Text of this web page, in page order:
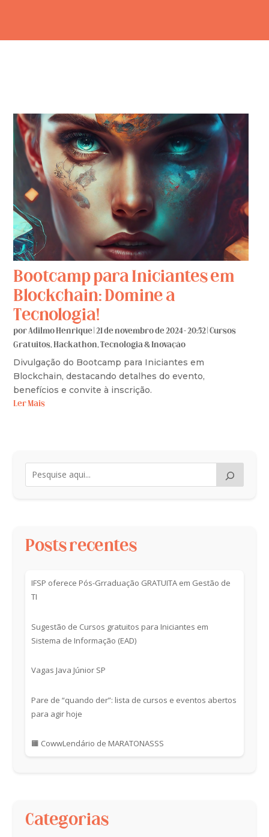
Bootcamp para Iniciantes em
Blockchain: Domine a
Tecnologia!
porAdilmo Henrique |21 de novembro de 2024 - 20:52 |Cursos
Gratuitos,Hackathon,Tecnologia & Inovação
Divulgação do Bootcamp para Iniciantes em
Blockchain, destacando detalhes do evento,
benefícios e convite à inscrição.
Ler Mais
Posts recentes
IFSP oferece Pós-Grraduação GRATUITA em Gestão de
TI
Sugestão de Cursos gratuitos para Iniciantes em
Sistema de Informação (EAD)
Vagas Java Júnior SP
Pare de “quando der”: lista de cursos e eventos abertos
para agir hoje
🟧 CowwLendário de MARATONASSS
Categorias